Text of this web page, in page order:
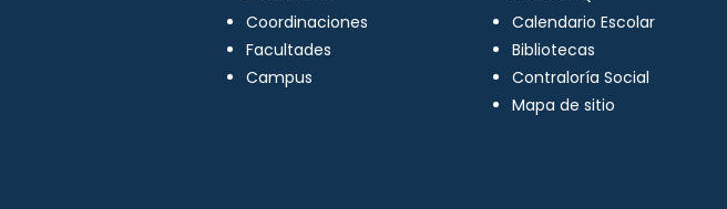
Coordinaciones
Facultades
Campus
Calendario Escolar
Bibliotecas
Contraloría Social
Mapa de sitio